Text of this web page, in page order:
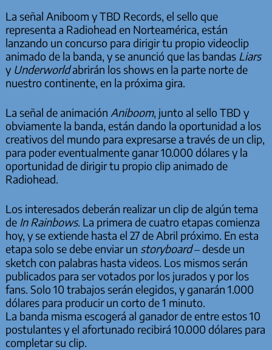
La señal Aniboom y TBD Records, el sello que
representa a Radiohead en Norteamérica, están
lanzando un concurso para dirigir tu propio videoclip
animado de la banda, y se anunció que las bandas Liars
y Underworldabrirán los shows en la parte norte de
nuestro continente, en la próxima gira.
La señal de animación Aniboom, junto al sello TBD y
obviamente la banda, están dando la oportunidad a los
creativos del mundo para expresarse a través de un clip,
para poder eventualmente ganar 10.000 dólares y la
oportunidad de dirigir tu propio clip animado de
Radiohead.
Los interesados deberán realizar un clip de algún tema
de In Rainbows. La primera de cuatro etapas comienza
hoy, y se extiende hasta el 27 de Abril próximo. En esta
etapa solo se debe enviar un storyboard– desde un
sketch con palabras hasta videos. Los mismos serán
publicados para ser votados por los jurados y por los
fans. Solo 10 trabajos serán elegidos, y ganarán 1.000
dólares para producir un corto de 1 minuto.
La banda misma escogerá al ganador de entre estos 10
postulantes y el afortunado recibirá 10.000 dólares para
completar su clip.